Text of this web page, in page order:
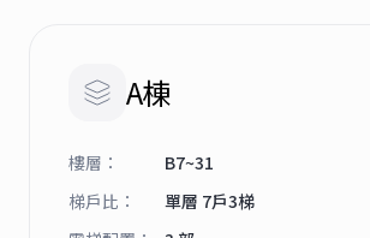
A棟
樓層 ：
B7~31
梯戶比 ：
單層 7戶3梯